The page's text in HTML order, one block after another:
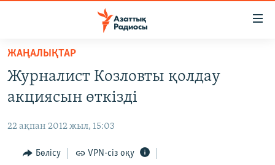
Skip
main
content
to
Navigation
САЯСАТ
ҚАҢТАР ОҚИҒАСЫ
АДАМ ҚҰҚЫҚТАРЫ
ЖАҢАЛЫҚТАР
Журналист Козловты қолдау
акциясын өткізді
22 ақпан 2012 жыл, 15:03
Бөлісу VPN-сіз оқу